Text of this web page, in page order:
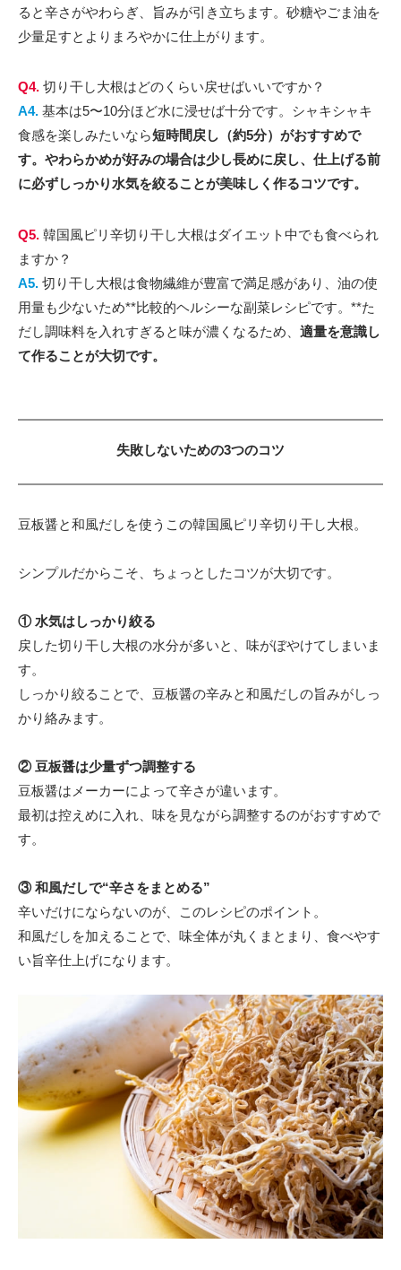
ると辛さがやわらぎ、旨みが引き立ちます。砂糖やごま油を
少量足すとよりまろやかに仕上がります。
Q4. 切り干し大根はどのくらい戻せばいいですか？
A4. 基本は5〜10分ほど水に浸せば十分です。シャキシャキ
食感を楽しみたいなら短時間戻し（約5分）がおすすめで
す。 やわらかめが好みの場合は少し長めに戻し、仕上げる前
に必ずしっかり水気を絞ることが美味しく作るコツです。
Q5. 韓国風ピリ辛切り干し大根はダイエット中でも食べられ
ますか？
A5. 切り干し大根は食物繊維が豊富で満足感があり、油の使
用量も少ないため**比較的ヘルシーな副菜レシピです。**た
だし調味料を入れすぎると味が濃くなるため、 適量を意識し
て作ることが大切です。
失敗しないための3つのコツ
豆板醤と和風だしを使うこの韓国風ピリ辛切り干し大根。
シンプルだからこそ、ちょっとしたコツが大切です。
① 水気はしっかり絞る
戻した切り干し大根の水分が多いと、味がぼやけてしまいま
す。
しっかり絞ることで、豆板醤の辛みと和風だしの旨みがしっ
かり絡みます。
② 豆板醤は少量ずつ調整する
豆板醤はメーカーによって辛さが違います。
最初は控えめに入れ、味を見ながら調整するのがおすすめで
す。
③ 和風だしで“辛さをまとめる”
辛いだけにならないのが、このレシピのポイント。
和風だしを加えることで、味全体が丸くまとまり、食べやす
い旨辛仕上げになります。